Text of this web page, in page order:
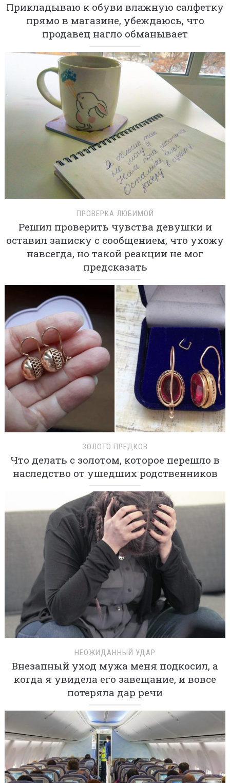
Прикладываю к обуви влажную салфетку
прямо в магазине, убеждаюсь, что
продавец нагло обманывает
ПРОВЕРКА ЛЮБИМОЙ
Решил проверить чувства девушки и
оставил записку с сообщением, что ухожу
навсегда, но такой реакции не мог
предсказать
ЗОЛОТО ПРЕДКОВ
Что делать с золотом, которое перешло в
наследство от ушедших родственников
НЕОЖИДАННЫЙ УДАР
Внезапный уход мужа меня подкосил, а
когда я увидела его завещание, и вовсе
потеряла дар речи